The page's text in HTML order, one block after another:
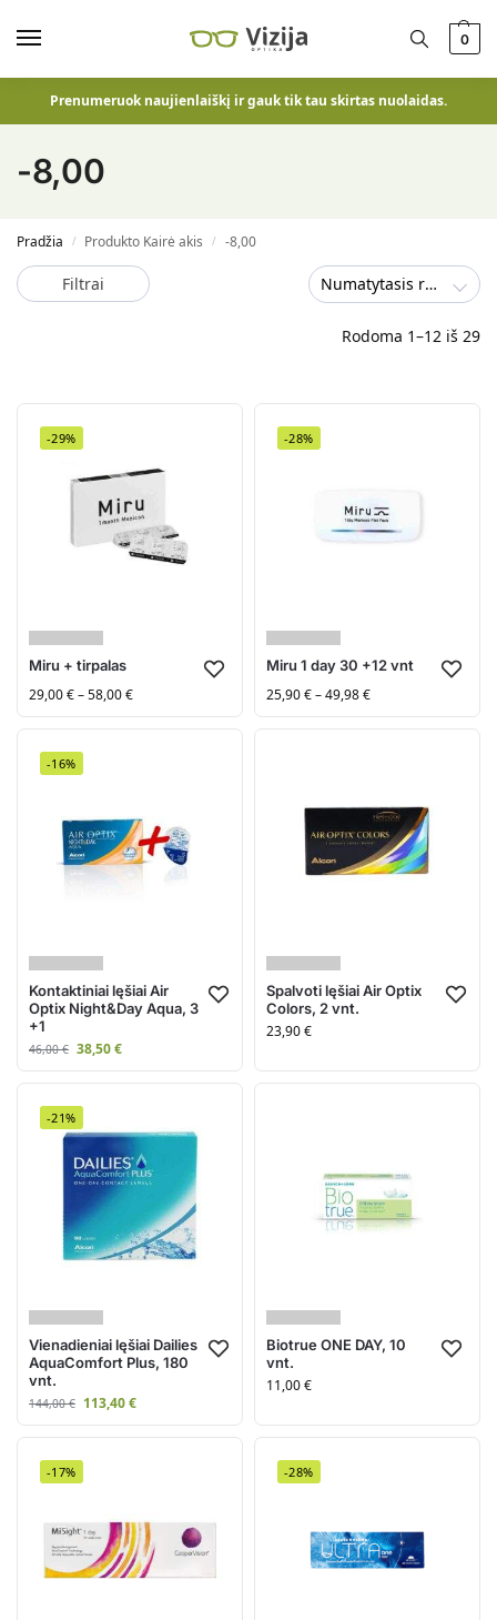
0
Prenumeruok naujienlaiškį ir gauk tik tau skirtas nuolaidas.
-8,00
Pradžia / Produkto Kairė akis / -8,00
Filtrai Numatytasis rūšiavimas
Rodoma 1–12 iš 29
-29%
Miru + tirpalas
29,00€–58,00€
-28%
Miru 1 day 30 +12 vnt
25,90€–49,98€
-16%
Kontaktiniai lęšiai Air
Optix Night&Day Aqua, 3
+1
46,00€ 38,50€
Spalvoti lęšiai Air Optix
Colors, 2 vnt.
23,90€
-21%
Vienadieniai lęšiai Dailies
AquaComfort Plus, 180
vnt.
144,00€ 113,40€
Biotrue ONE DAY, 10
vnt.
11,00€
-17% -28%